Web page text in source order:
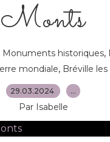
Monts
Monuments historiques,
mondiale, Bréville
29.03.2024 …
Par Isabelle